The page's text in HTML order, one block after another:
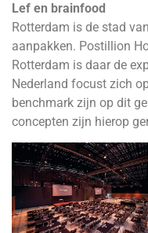
Lef en brainfood
Rotterdam is de stad
aanpakken. Postillion
Rotterdam is daar de
Nederland focust zich
benchmark zijn op dit
concepten zijn hierop